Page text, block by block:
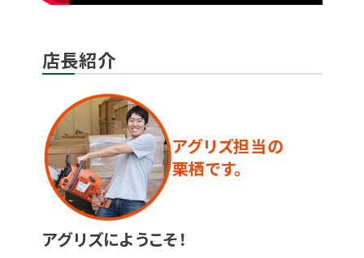
店長紹介
アグリズ担当の
栗栖です。
アグリズにようこそ！